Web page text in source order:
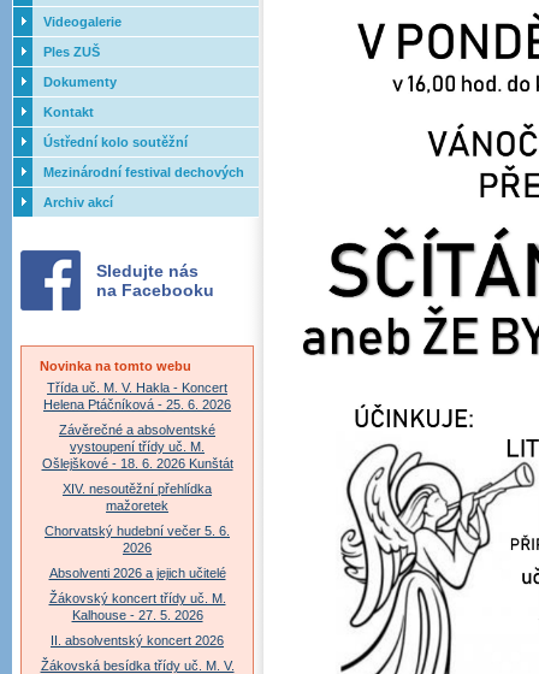
Videogalerie
Ples ZUŠ
Dokumenty
Kontakt
Ústřední kolo soutěžní
přehlídky dechových orchestrů
ZUŠ - 2017
Mezinárodní festival dechových
orchestrů - Letovice
Archiv akcí
Sledujte nás
na Facebooku
Novinka na tomto webu
Třída uč. M. V. Hakla - Koncert
Helena Ptáčníková - 25. 6. 2026
Závěrečné a absolventské
vystoupení třídy uč. M.
Ošlejškové - 18. 6. 2026 Kunštát
XIV. nesoutěžní přehlídka
mažoretek
Chorvatský hudební večer 5. 6.
2026
Absolventi 2026 a jejich učitelé
Žákovský koncert třídy uč. M.
Kalhouse - 27. 5. 2026
II. absolventský koncert 2026
Žákovská besídka třídy uč. M. V.